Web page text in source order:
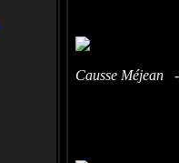
Causse Méjean